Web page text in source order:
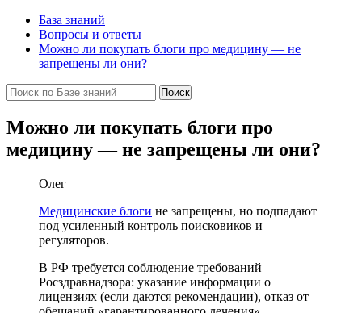
База знаний
Вопросы и ответы
Можно ли покупать блоги про медицину — не
запрещены ли они?
Можно ли покупать блоги про
медицину — не запрещены ли они?
Олег
Медицинские блоги не запрещены, но подпадают
под усиленный контроль поисковиков и
регуляторов.
В РФ требуется соблюдение требований
Росздравнадзора: указание информации о
лицензиях (если даются рекомендации), отказ от